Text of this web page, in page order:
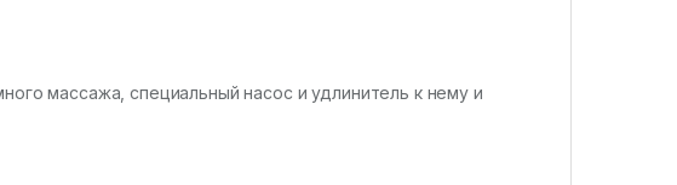
массажа, специальный насос и удлинитель к нему и